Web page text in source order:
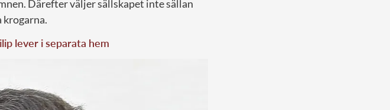
Därefter väljer sällskapet inte sällan
krogarna.
lever i separata hem